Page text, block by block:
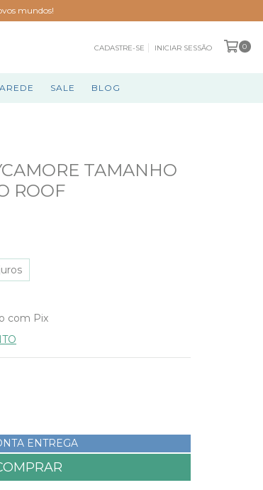
mundos!
CADASTRE-SE INICIAR SESSÃO 0
SALE BLOG
TAMANHO
ROOF
com Pix
ENTREGA